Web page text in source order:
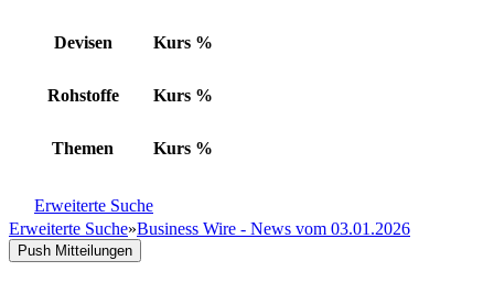
Devisen Kurs %
Rohstoffe Kurs %
Themen Kurs %
Erweiterte Suche
Erweiterte Suche»Business Wire - News vom 03.01.2026
Push Mitteilungen